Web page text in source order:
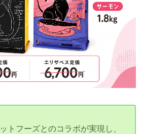
トフーズとのコラボが実現し、